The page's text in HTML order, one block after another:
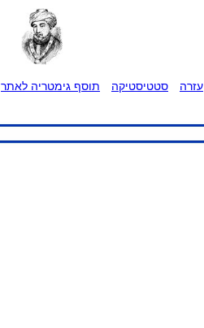
עזרה סטטיסטיקה תוסף גימטריה לאתר